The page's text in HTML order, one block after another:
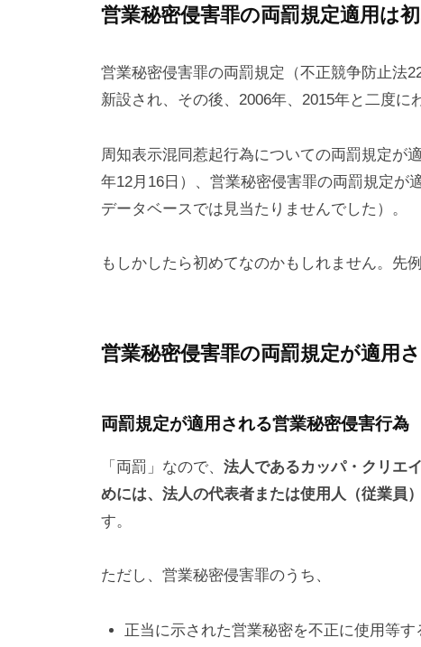
営業秘密侵害罪の両罰規定適用は
営業秘密侵害罪の両罰規定（不正競争防止法
新設され、その後、2006年、2015年と二度に
周知表示混同惹起行為についての両罰規定が
年12月16日）、営業秘密侵害罪の両罰規定が
データベースでは見当たりませんでした）。
もしかしたら初めてなのかもしれません。先
営業秘密侵害罪の両罰規定が適用
両罰規定が適用される営業秘密侵害行為
「両罰」なので、 法人であるカッパ・クリエ
めには、法人の代表者または使用人（従業員
す。
ただし、営業秘密侵害罪のうち、
正当に示された営業秘密を不正に使用等